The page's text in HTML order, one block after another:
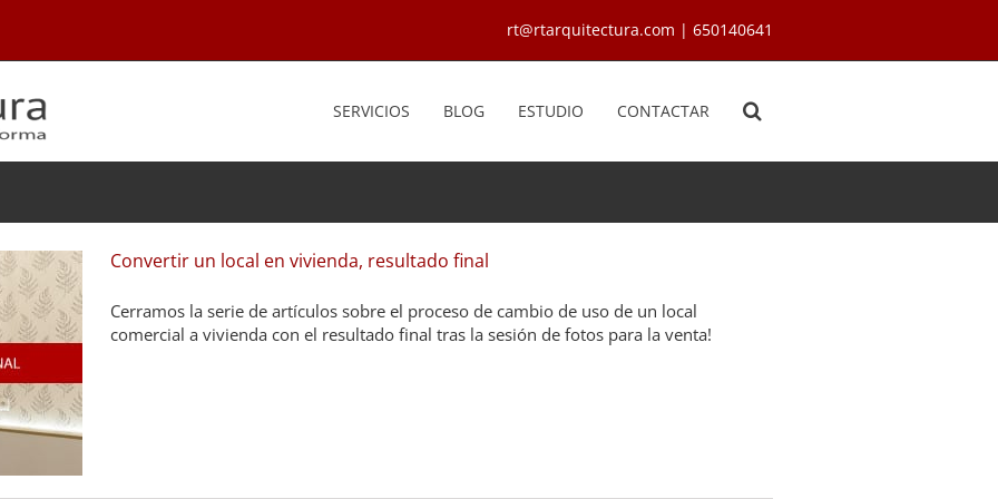
rt@rtarquitectura.com | 650140641
SERVICIOS BLOG ESTUDIO CONTACTAR
Convertir un local en vivienda, resultado final
Cerramos la serie de artículos sobre el proceso de cambio de uso de un local
comercial a vivienda con el resultado final tras la sesión de fotos para la venta!